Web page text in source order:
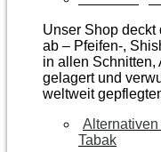
Unser Shop deckt
ab – Pfeifen-,
in allen Schnitten,
gelagert und
weltweit
Alternativen
Tabak